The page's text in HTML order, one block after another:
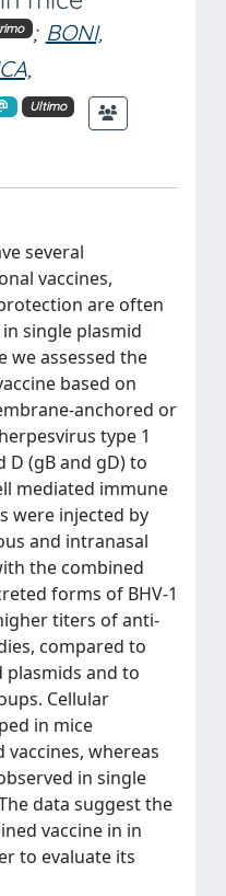
; BONI,
Ultimo
several
vaccines,
are often
single plasmid
we assessed the
based on
anchored or
type 1
D (gB and gD) to
mediated immune
were injected by
and intranasal
the combined
forms of BHV-1
titers of anti-
compared to
plasmids and to
Cellular
in mice
whereas
in single
data suggest the
vaccine in in
to evaluate its